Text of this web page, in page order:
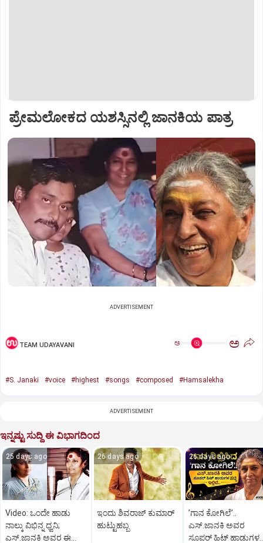
ಪ್ರೇಮಲೋಕದ ಯಶಸ್ಸಿನಲ್ಲಿ ಜಾನಕಿಯ ಪಾತ್ರ
ADVERTISEMENT
TEAM UDAYAVANI ಅ ಅ
#S. Janaki #voice #highest #songs #composed #Hamsalekha
ADVERTISEMENT
ಇನ್ನಷ್ಟು ಸುದ್ದಿ ಈ ವಿಭಾಗದಿಂದ
25 days ago
Video: ಒಂದೇ ಹಾಡು
ನಾಲ್ಕು ವಿಭಿನ್ನ ಧ್ವನಿ;
ಎಸ್.‌ಜಾನಕಿ ಅವರ ಈ
26 days ago
ಇಂದು ಶಿವರಾಜ್‌ ಕುಮಾರ್‌
ಹುಟ್ಟುಹಬ್ಬ
26 days ago
ʼಗಾನ ಕೋಗಿಲೆʼ..
ಎಸ್.ಜಾನಕಿ ಅವರ
ಸೂಪರ್‌ ಹಿಟ್‌ ಹಾಡುಗಳ